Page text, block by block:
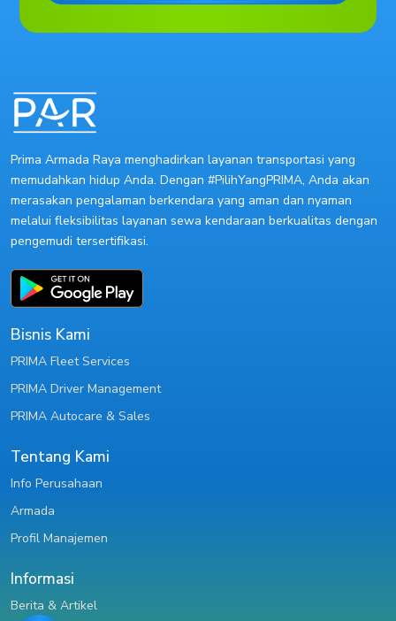
Prima Armada Raya menghadirkan layanan transportasi yang
memudahkan hidup Anda. Dengan #PilihYangPRIMA, Anda akan
merasakan pengalaman berkendara yang aman dan nyaman
melalui fleksibilitas layanan sewa kendaraan berkualitas dengan
pengemudi tersertifikasi.
Bisnis Kami
PRIMA Fleet Services
PRIMA Driver Management
PRIMA Autocare & Sales
Tentang Kami
Info Perusahaan
Armada
Profil Manajemen
Informasi
Berita & Artikel